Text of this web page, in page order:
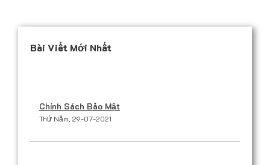
Bài Viết Mới Nhất
Chính Sách Bảo Mật
Thứ Năm, 29-07-2021